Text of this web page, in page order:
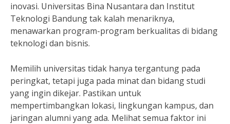
inovasi. Universitas Bina Nusantara dan Institut
Teknologi Bandung tak kalah menariknya,
menawarkan program-program berkualitas di bidang
teknologi dan bisnis.
Memilih universitas tidak hanya tergantung pada
peringkat, tetapi juga pada minat dan bidang studi
yang ingin dikejar. Pastikan untuk
mempertimbangkan lokasi, lingkungan kampus, dan
jaringan alumni yang ada. Melihat semua faktor ini